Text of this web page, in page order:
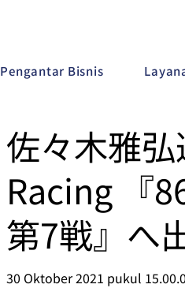
Pengantar Bisnis
佐々木雅弘
Racing 『
第7戦』へ
30 Oktober 2021 pukul